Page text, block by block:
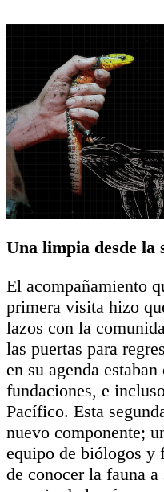
Una limpia desde la
El acompañamiento
primera visita hizo
lazos con la
las puertas para
en su agenda
fundaciones, e
Pacífico. Esta
nuevo componente;
equipo de biólogos y
de conocer la fauna